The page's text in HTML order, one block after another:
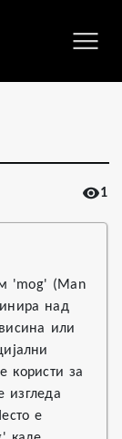
1
'mog' (Man
над
или
користи за
изгледа
е